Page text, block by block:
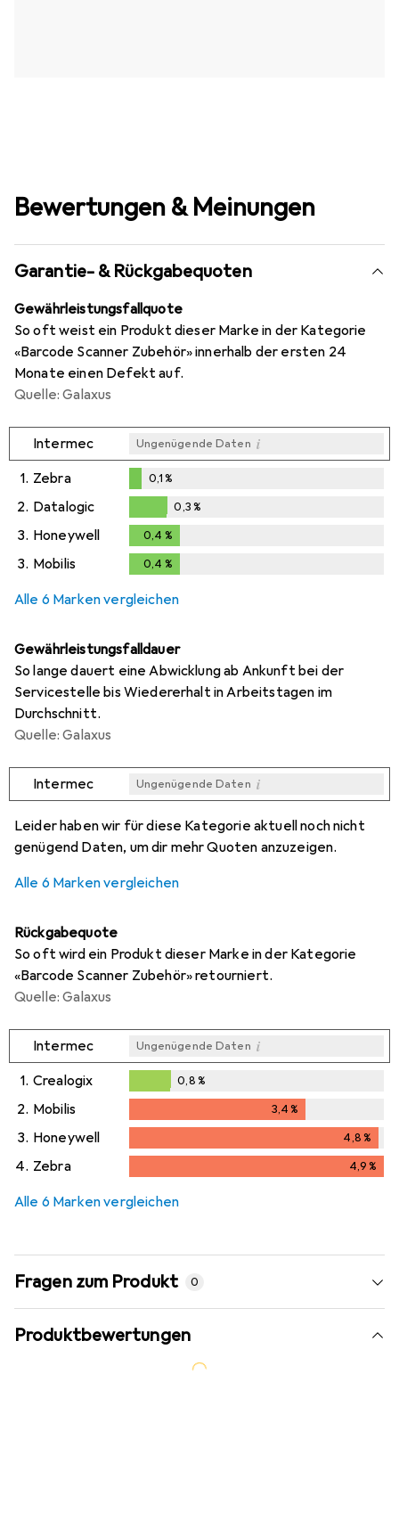
Bewertungen & Meinungen
Garantie- & Rückgabequoten
Gewährleistungsfallquote
So oft weist ein Produkt dieser Marke in der Kategorie
«Barcode Scanner Zubehör» innerhalb der ersten 24
Monate einen Defekt auf.
Quelle: Galaxus
Intermec Ungenügende Daten i
1. Zebra
%
0,1%
2. Datalogic
0,3%
0,3%
3. Honeywell 0,4 %
3. Mobilis 0,4 %
Alle 6 Marken vergleichen
Gewährleistungsfalldauer
So lange dauert eine Abwicklung ab Ankunft bei der
Servicestelle bis Wiedererhalt in Arbeitstagen im
Durchschnitt.
Quelle: Galaxus
Intermec Ungenügende Daten i
Leider haben wir für diese Kategorie aktuell noch nicht
genügend Daten, um dir mehr Quoten anzuzeigen.
Alle 6 Marken vergleichen
Rückgabequote
So oft wird ein Produkt dieser Marke in der Kategorie
«Barcode Scanner Zubehör» retourniert.
Quelle: Galaxus
Intermec Ungenügende Daten i
1. Crealogix
0,8%
0,8%
2. Mobilis 3,4%
3. Honeywell 4,8%
4,8%
4. Zebra 4,9%
Alle 6 Marken vergleichen
Fragen zum Produkt 0
Produktbewertungen